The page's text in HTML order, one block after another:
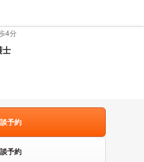
の詳細情報を見る
4分
士
予約
予約